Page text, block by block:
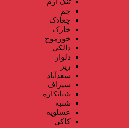
جم
چغادک
خارک
خورموج
دالکی
دلوار
ریز
سعدآباد
سیراف
شبانکاره
شنبه
عسلویه
کاکی